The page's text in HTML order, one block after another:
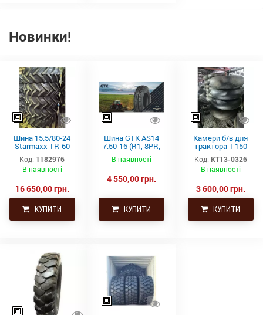
Новинки!
Шина 15.5/80-24
Starmaxx TR-60
(16PR, 163A8, TL)
Код: 1182976
В наявності
16 650,00 грн.
КУПИТИ
Шина GTK AS14
7.50-16 (R1, 8PR,
TT)
В наявності
4 550,00 грн.
КУПИТИ
Камери б/в для
трактора Т-150
21.3-24 (530-610)
СНГ товсті
Код: КТ13-0326
В наявності
3 600,00 грн.
КУПИТИ